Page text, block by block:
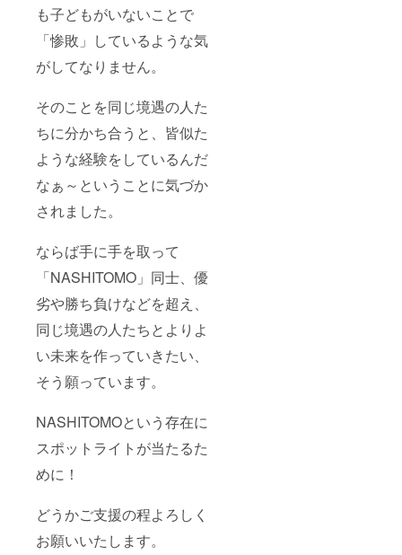
も子どもがいないことで
「惨敗」しているような気
がしてなりません。
そのことを同じ境遇の人た
ちに分かち合うと、皆似た
ような経験をしているんだ
なぁ～ということに気づか
されました。
ならば手に手を取って
「NASHITOMO」同士、優
劣や勝ち負けなどを超え、
同じ境遇の人たちとよりよ
い未来を作っていきたい、
そう願っています。
NASHITOMOという存在に
スポットライトが当たるた
めに！
どうかご支援の程よろしく
お願いいたします。